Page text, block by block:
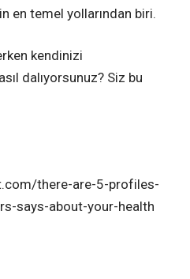
en temel yollarından biri.
kendinizi
dalıyorsunuz? Siz bu
there-are-5-profiles-
says-about-your-health